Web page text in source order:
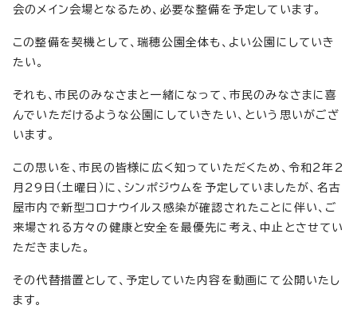
会のメイン会場となるため、必要な整備を予定しています。
この整備を契機として、瑞穂公園全体も、よい公園にしていき
たい。
それも、市民のみなさまと一緒になって、市民のみなさまに喜
んでいただけるような公園にしていきたい、という思いがござ
います。
この思いを、市民の皆様に広く知っていただくため、令和2年2
月29日（土曜日）に、シンポジウムを予定していましたが、名古
屋市内で新型コロナウイルス感染が確認されたことに伴い、ご
来場される方々の健康と安全を最優先に考え、中止とさせてい
ただきました。
その代替措置として、予定していた内容を動画にて公開いたし
ます。